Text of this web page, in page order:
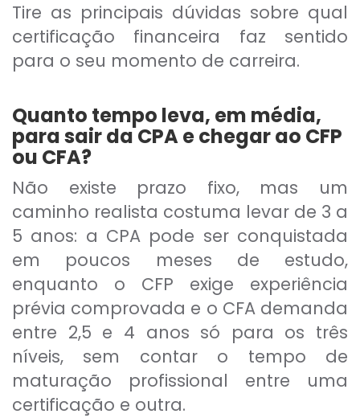
Tire as principais dúvidas sobre qual
certificação financeira faz sentido
para o seu momento de carreira.
Quanto tempo leva, em média,
para sair da CPA e chegar ao CFP
ou CFA?
Não existe prazo fixo, mas um
caminho realista costuma levar de 3 a
5 anos: a CPA pode ser conquistada
em poucos meses de estudo,
enquanto o CFP exige experiência
prévia comprovada e o CFA demanda
entre 2,5 e 4 anos só para os três
níveis, sem contar o tempo de
maturação profissional entre uma
certificação e outra.